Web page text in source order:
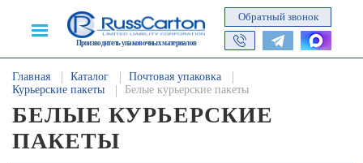
Производитель упаковочных материалов
Обратный звонок
Главная Каталог
Почтовая упаковка
Курьерские пакеты
Белые курьерские пакеты
БЕЛЫЕ КУРЬЕРСКИЕ
ПАКЕТЫ